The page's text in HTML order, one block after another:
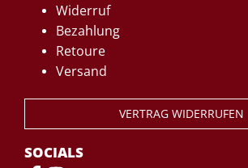
Widerruf
Bezahlung
Retoure
Versand
VERTRAG WIDERRUFEN
SOCIALS